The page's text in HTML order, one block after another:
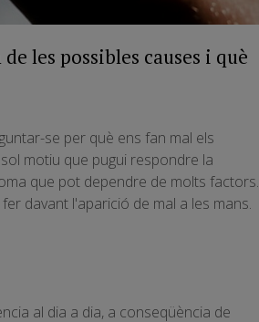
les possibles causes i què
se per què ens fan mal els
motiu que pugui respondre la
que pot dependre de molts factors.
davant l'aparició de mal a les mans.
al dia a dia, a conseqüència de